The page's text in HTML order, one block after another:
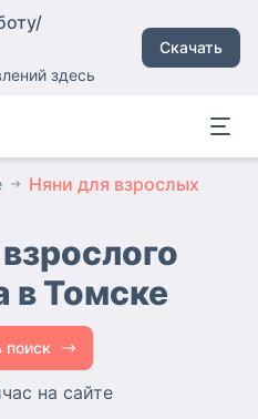
здесь
Скачать
Няни для взрослых
в Томске
поиск
на сайте